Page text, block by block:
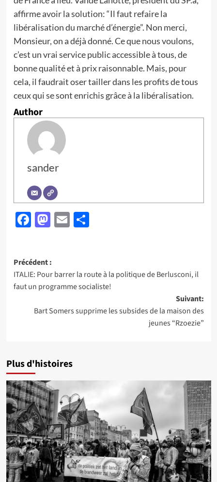
affirme avoir la solution: “Il faut refaire la
libéralisation du marché d’énergie”. Non merci,
Monsieur, on a déjà donné. Ce que nous voulons,
c’est un vrai service public accessible à tous, de
bonne qualité et à prix raisonnable. Mais, pour
cela, il faudrait oser tailler dans les profits de tous
ceux qui se sont enrichis grâce à la libéralisation.
Author
sander
Facebook
Mastodon
EmailPartager
Navigation
d’article
Précédent :
ITALIE: Pour barrer la route à la politique de Berlusconi, il
faut un programme socialiste!
Suivant:
Bart Somers supprime les subsides de la maison des
jeunes “Rzoezie”
Plus d'histoires